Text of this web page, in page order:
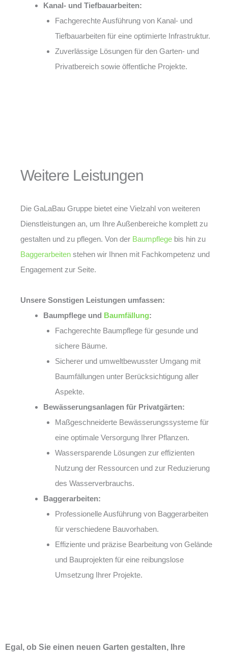
Kanal- und Tiefbauarbeiten:
Fachgerechte Ausführung von Kanal- und
Tiefbauarbeiten für eine optimierte Infrastruktur.
Zuverlässige Lösungen für den Garten- und
Privatbereich sowie öffentliche Projekte.
Weitere Leistungen
Die GaLaBau Gruppe bietet eine Vielzahl von weiteren
Dienstleistungen an, um Ihre Außenbereiche komplett zu
gestalten und zu pflegen. Von der Baumpflege bis hin zu
Baggerarbeiten stehen wir Ihnen mit Fachkompetenz und
Engagement zur Seite.
Unsere Sonstigen Leistungen umfassen:
Baumpflege und Baumfällung:
Fachgerechte Baumpflege für gesunde und
sichere Bäume.
Sicherer und umweltbewusster Umgang mit
Baumfällungen unter Berücksichtigung aller
Aspekte.
Bewässerungsanlagen für Privatgärten:
Maßgeschneiderte Bewässerungssysteme für
eine optimale Versorgung Ihrer Pflanzen.
Wassersparende Lösungen zur effizienten
Nutzung der Ressourcen und zur Reduzierung
des Wasserverbrauchs.
Baggerarbeiten:
Professionelle Ausführung von Baggerarbeiten
für verschiedene Bauvorhaben.
Effiziente und präzise Bearbeitung von Gelände
und Bauprojekten für eine reibungslose
Umsetzung Ihrer Projekte.
Egal, ob Sie einen neuen Garten gestalten, Ihre